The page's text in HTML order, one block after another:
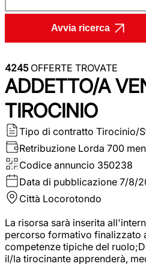
Avvia ricerca
4245OFFERTE TROVATE
ADDETTO/A
TIROCINIO
Tipo di contratto Tirocinio/
Retribuzione Lorda 700
Codice annuncio 350238
Data di pubblicazione 7/8/
Città Locorotondo
La risorsa sarà inserita
percorso formativo finalizzato
competenze tipiche del
il/la tirocinante apprenderà,